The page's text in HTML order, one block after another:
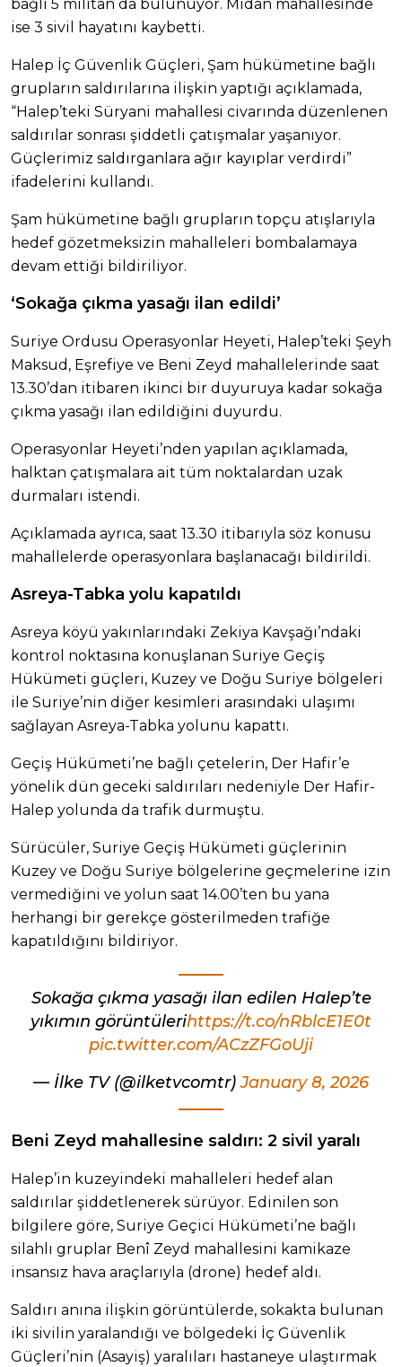
bağlı 5 militan da bulunuyor. Midan mahallesinde
ise 3 sivil hayatını kaybetti.
Halep İç Güvenlik Güçleri, Şam hükümetine bağlı
grupların saldırılarına ilişkin yaptığı açıklamada,
“Halep’teki Süryani mahallesi civarında düzenlenen
saldırılar sonrası şiddetli çatışmalar yaşanıyor.
Güçlerimiz saldırganlara ağır kayıplar verdirdi”
ifadelerini kullandı.
Şam hükümetine bağlı grupların topçu atışlarıyla
hedef gözetmeksizin mahalleleri bombalamaya
devam ettiği bildiriliyor.
‘Sokağa çıkma yasağı ilan edildi’
Suriye Ordusu Operasyonlar Heyeti, Halep’teki Şeyh
Maksud, Eşrefiye ve Beni Zeyd mahallelerinde saat
13.30’dan itibaren ikinci bir duyuruya kadar sokağa
çıkma yasağı ilan edildiğini duyurdu.
Operasyonlar Heyeti’nden yapılan açıklamada,
halktan çatışmalara ait tüm noktalardan uzak
durmaları istendi.
Açıklamada ayrıca, saat 13.30 itibarıyla söz konusu
mahallelerde operasyonlara başlanacağı bildirildi.
Asreya-Tabka yolu kapatıldı
Asreya köyü yakınlarındaki Zekiya Kavşağı’ndaki
kontrol noktasına konuşlanan Suriye Geçiş
Hükümeti güçleri, Kuzey ve Doğu Suriye bölgeleri
ile Suriye’nin diğer kesimleri arasındaki ulaşımı
sağlayan Asreya-Tabka yolunu kapattı.
Geçiş Hükümeti’ne bağlı çetelerin, Der Hafir’e
yönelik dün geceki saldırıları nedeniyle Der Hafir-
Halep yolunda da trafik durmuştu.
Sürücüler, Suriye Geçiş Hükümeti güçlerinin
Kuzey ve Doğu Suriye bölgelerine geçmelerine izin
vermediğini ve yolun saat 14.00’ten bu yana
herhangi bir gerekçe gösterilmeden trafiğe
kapatıldığını bildiriyor.
Sokağa çıkma yasağı ilan edilen Halep’te
yıkımın görüntülerihttps://t.co/nRblcE1E0t
pic.twitter.com/ACzZFGoUji
— İlke TV (@ilketvcomtr)January 8, 2026
Beni Zeyd mahallesine saldırı: 2 sivil yaralı
Halep’in kuzeyindeki mahalleleri hedef alan
saldırılar şiddetlenerek sürüyor. Edinilen son
bilgilere göre, Suriye Geçici Hükümeti’ne bağlı
silahlı gruplar Benî Zeyd mahallesini kamikaze
insansız hava araçlarıyla (drone) hedef aldı.
Saldırı anına ilişkin görüntülerde, sokakta bulunan
iki sivilin yaralandığı ve bölgedeki İç Güvenlik
Güçleri’nin (Asayiş) yaralıları hastaneye ulaştırmak